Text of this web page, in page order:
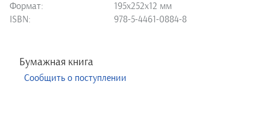
Формат:
195х252х12 мм
ISBN:
978-5-4461-0884-8
Бумажная книга
Сообщить о поступлении